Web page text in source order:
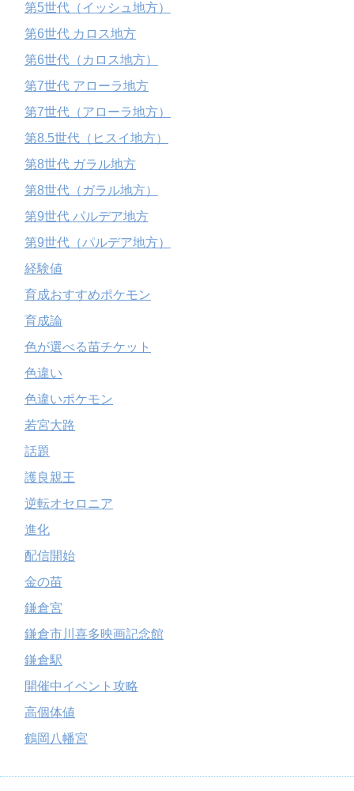
第5世代（イッシュ地方）
第6世代 カロス地方
第6世代（カロス地方）
第7世代 アローラ地方
第7世代（アローラ地方）
第8.5世代（ヒスイ地方）
第8世代 ガラル地方
第8世代（ガラル地方）
第9世代 パルデア地方
第9世代（パルデア地方）
経験値
育成おすすめポケモン
育成論
色が選べる苗チケット
色違い
色違いポケモン
若宮大路
話題
護良親王
逆転オセロニア
進化
配信開始
金の苗
鎌倉宮
鎌倉市川喜多映画記念館
鎌倉駅
開催中イベント攻略
高個体値
鶴岡八幡宮